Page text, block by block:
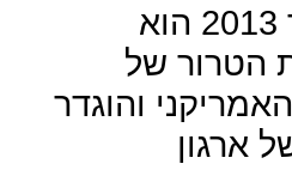
ב-18 בדצמבר 2013 הוא
הטרור של
והוגדר
ארגון